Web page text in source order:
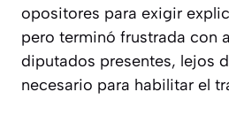
opositores para exigir
pero terminó frustrada con
diputados presentes, lejos
necesario para habilitar el